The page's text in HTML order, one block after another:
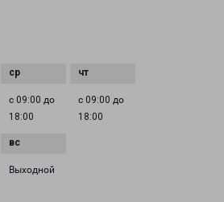
с 09:00 до
18:00
с 09:00 до
18:00
Выходной